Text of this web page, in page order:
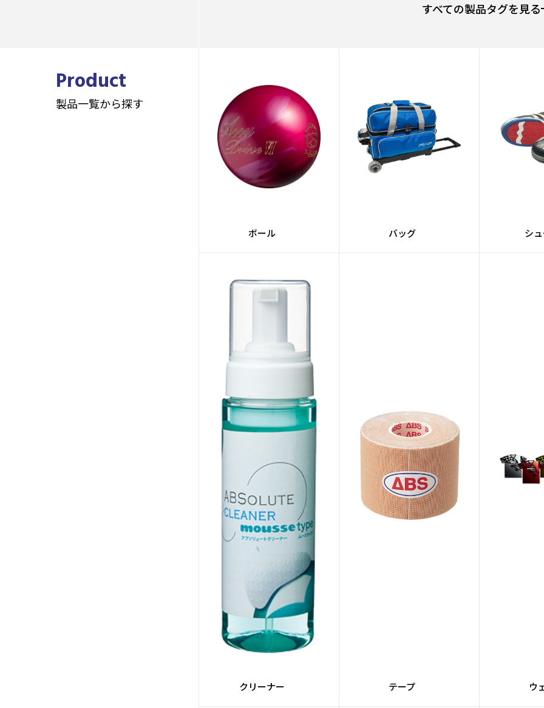
#緑系
#スペアボール #ポリエステル素材
#赤系 #PRIMALシリーズ
#レーンメンテナンスマシ
ン
#レーンクロス
#Magnaコア
#橙系 #ORIGINシリーズ
#レーン自動走行 #バリア
#グレー #3.5インチタッチスクリー
ン
#アプローチコンディショ
ナー
#ボール研磨
#牛革
#MESH素材
すべての製品タグを見る
Product
製品一覧から探す
ボール バッグ シ
クリーナー テープ ウ